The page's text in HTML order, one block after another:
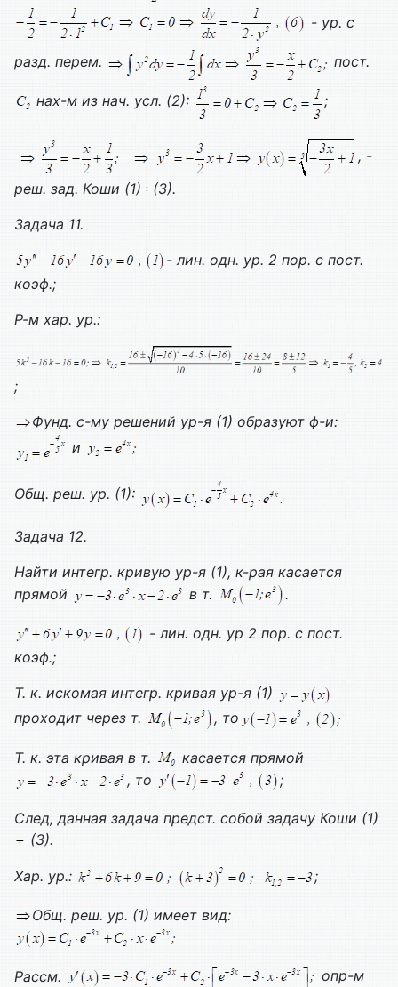
- ур. с
разд. перем. пост.
нах-м из нач. усл. (2): ;
, -
реш. зад. Коши (1)
(3).
Задача 11.
- лин. одн. ур. 2 пор. с пост.
коэф.;
Р-м хар. ур.:
;
Фунд. с-му решений ур-я (1) образуют ф-и:
и
Общ. реш. ур. (1):
Задача 12.
Найти интегр. кривую ур-я (1), к-рая касается
прямой
в т. .
- лин. одн. ур 2 пор. с пост.
коэф.;
Т. к. искомая интегр. кривая ур-я (1)
проходит через т.
, то
Т. к. эта кривая в т.
касается прямой
, то
;
След, данная задача предст. собой задачу Коши (1)
(3).
Хар. ур.: ;
Общ. реш. ур. (1) имеет вид:
Рассм. опр-м